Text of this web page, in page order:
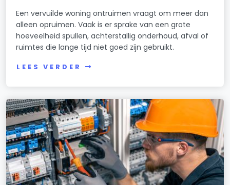
Een vervuilde woning ontruimen vraagt om meer dan
alleen opruimen. Vaak is er sprake van een grote
hoeveelheid spullen, achterstallig onderhoud, afval of
ruimtes die lange tijd niet goed zijn gebruikt.
LEES VERDER